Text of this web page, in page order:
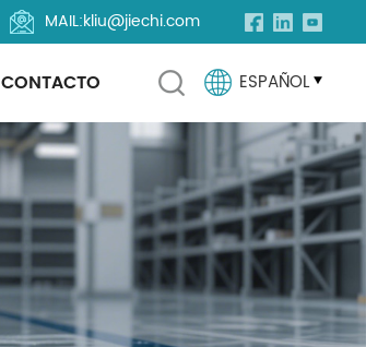
MAIL:kliu@jiechi.com
CONTACTO ESPAÑOL
English
Français
Русский
Español